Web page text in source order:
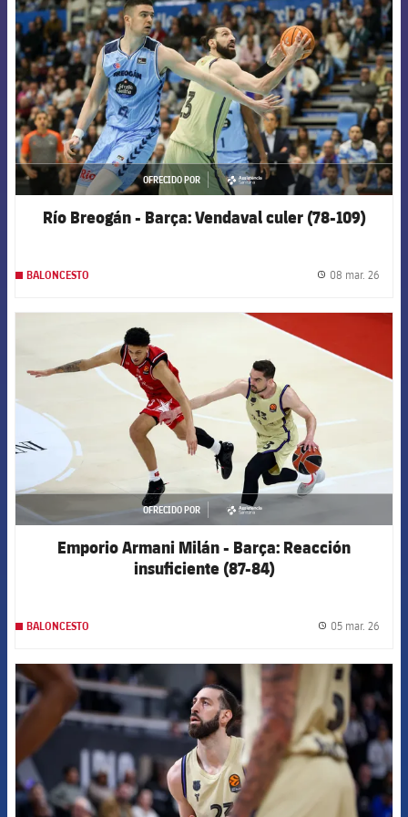
OFRECIDO POR
asistencia
Río Breogán - Barça: Vendaval culer (78-109)
BALONCESTO 08 mar. 26
FCB Barcelona badge
OFRECIDO POR
asistencia
Emporio Armani Milán - Barça: Reacción
insuficiente (87-84)
BALONCESTO 05 mar. 26
FCB Barcelona badge